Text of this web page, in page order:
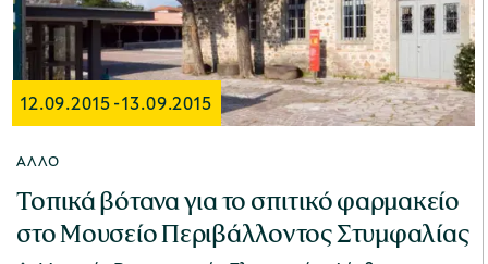
Μουσείο Ελιάς και Ελληνικού Λαδιού
Μουσείο Βιομηχανικής Ελαιουργίας
12.09.2015-13.09.2015
ΆΛΛΟ
Toπικά βότανα για το σπιτικό φαρμακείο
στο Μουσείο Περιβάλλοντος Στυμφαλίας